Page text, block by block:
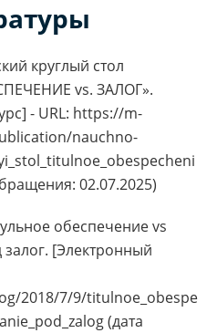
круглый стол
vs. ЗАЛОГ».
- URL: https://m-
nauchno-
02.07.2025)
обеспечение vs
[Электронный
2018/7/9/titulnoe_obespe
(дата